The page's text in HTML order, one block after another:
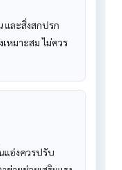
และสิ่งสกปรก
หมาะสม ไม่ควร
อ่งควรปรับ